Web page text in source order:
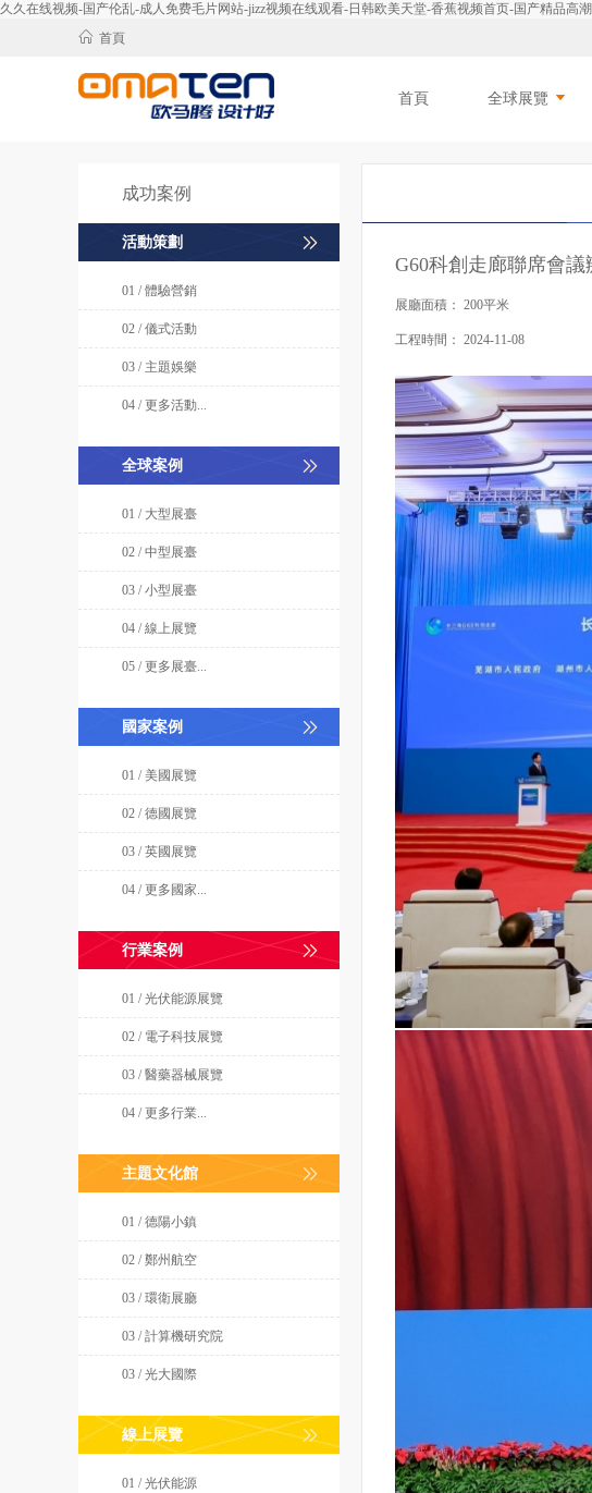
久久在线视频-国产伦乱-成人免费毛片网站-jizz视频在线观看-日韩欧美天堂-香蕉视频首页-国产精品
首頁
首頁 全球展覽
成功案例
活動策劃
01 / 體驗營銷
02 / 儀式活動
03 / 主題娛樂
04 / 更多活動...
全球案例
01 / 大型展臺
02 / 中型展臺
03 / 小型展臺
04 / 線上展覽
05 / 更多展臺...
國家案例
01 / 美國展覽
02 / 德國展覽
03 / 英國展覽
04 / 更多國家...
行業案例
01 / 光伏能源展覽
02 / 電子科技展覽
03 / 醫藥器械展覽
04 / 更多行業...
主題文化館
01 / 德陽小鎮
02 / 鄭州航空
03 / 環衛展廳
03 / 計算機研究院
03 / 光大國際
線上展覽
01 / 光伏能源
G60科創走廊聯席會議
展廳面積： 200平米
工程時間： 2024-11-08